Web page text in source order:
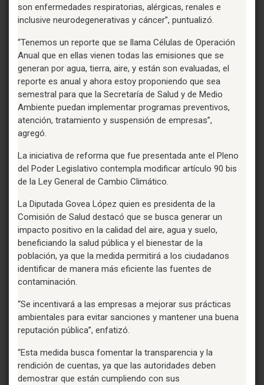
son enfermedades respiratorias, alérgicas, renales e
inclusive neurodegenerativas y cáncer”, puntualizó.
“Tenemos un reporte que se llama Células de Operación
Anual que en ellas vienen todas las emisiones que se
generan por agua, tierra, aire, y están son evaluadas, el
reporte es anual y ahora estoy proponiendo que sea
semestral para que la Secretaría de Salud y de Medio
Ambiente puedan implementar programas preventivos,
atención, tratamiento y suspensión de empresas”,
agregó.
La iniciativa de reforma que fue presentada ante el Pleno
del Poder Legislativo contempla modificar artículo 90 bis
de la Ley General de Cambio Climático.
La Diputada Govea López quien es presidenta de la
Comisión de Salud destacó que se busca generar un
impacto positivo en la calidad del aire, agua y suelo,
beneficiando la salud pública y el bienestar de la
población, ya que la medida permitirá a los ciudadanos
identificar de manera más eficiente las fuentes de
contaminación.
“Se incentivará a las empresas a mejorar sus prácticas
ambientales para evitar sanciones y mantener una buena
reputación pública”, enfatizó.
“Esta medida busca fomentar la transparencia y la
rendición de cuentas, ya que las autoridades deben
demostrar que están cumpliendo con sus